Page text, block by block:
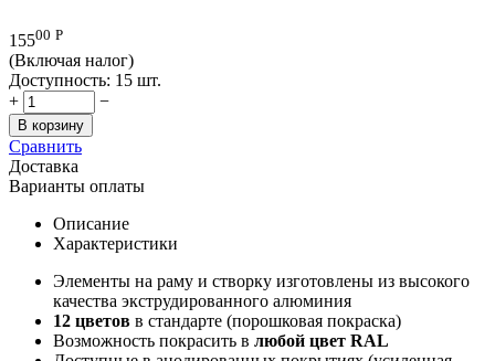
15500 Р
(Включая налог)
Доступность: 15 шт.
+
−
В корзину
Сравнить
Доставка
Варианты оплаты
Описание
Характеристики
Элементы на раму и створку изготовлены из высокого
качества экструдированного алюминия
12 цветов в стандарте (порошковая покраска)
Возможность покрасить в любой цвет RAL